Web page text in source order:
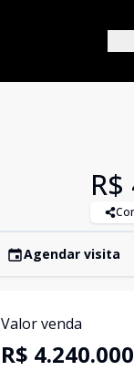
Agendar visita
Valor venda
R$